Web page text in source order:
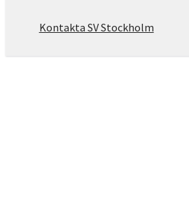
Kontakta SV Stockholm